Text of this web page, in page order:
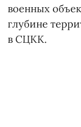
военных
глубине
в СЦКК.